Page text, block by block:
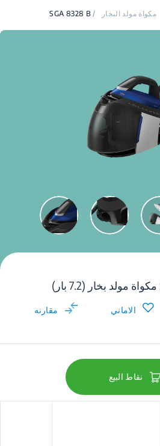
مكواة مولد البخار /
SGA 8328 B
الاماني مقارنه
نقاط البيع